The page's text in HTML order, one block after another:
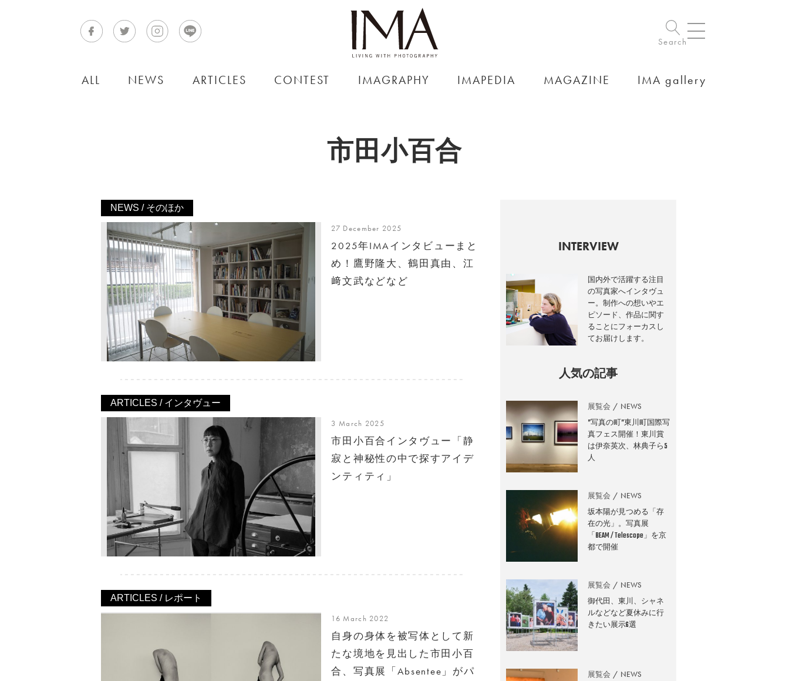
Search
ALL NEWS ARTICLES CONTEST IMAGRAPHY IMAPEDIA MAGAZINE IMA gallery
市田小百合
NEWS / そのほか
27 December 2025
2025年IMAインタビューまと
め！鷹野隆大、鶴田真由、江
﨑文武などなど
ARTICLES / インタヴュー
3 March 2025
市田小百合インタヴュー「静
寂と神秘性の中で探すアイデ
ンティティ」
ARTICLES / レポート
16 March 2022
自身の身体を被写体として新
たな境地を見出した市田小百
合、写真展「Absentee」がパ
INTERVIEW
国内外で活躍する注目
の写真家へインタヴュ
ー。制作への想いやエ
ピソード、作品に関す
ることにフォーカスし
てお届けします。
人気の記事
展覧会 NEWS
”写真の町”東川町国際写
真フェス開催！東川賞
は伊奈英次、林典子ら5
人
展覧会 NEWS
坂本陽が見つめる「存
在の光」。写真展
「BEAM / Telescope」を京
都で開催
展覧会 NEWS
御代田、東川、シャネ
ルなどなど夏休みに行
きたい展示6選
展覧会 NEWS